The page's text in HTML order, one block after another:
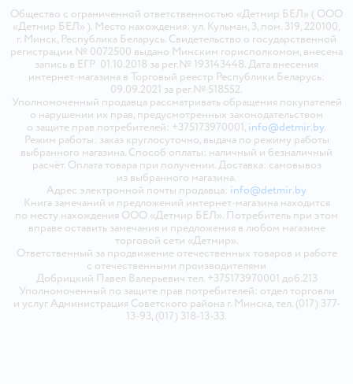
Общество с ограниченной ответственностью «Детмир БЕЛ» ( ООО
«Детмир БЕЛ» ). Место нахождения: ул. Кульман, 3, пом. 319, 220100,
г. Минск, Республика Беларусь. Свидетельство о государственной
регистрации № 0072500 выдано Минским горисполкомом, внесена
запись в ЕГР 01.10.2018 за рег.№ 193143448. Дата внесения
интернет-магазина в Торговый реестр Республики Беларусь:
09.09.2021 за рег.№ 518552.
Уполномоченный продавца рассматривать обращения покупателей
о нарушении их прав, предусмотренных законодательством
о защите прав потребителей: +375173970001, info@detmir.by.
Режим работы: заказ круглосуточно, выдача по режиму работы
выбранного магазина. Способ оплаты: наличный и безналичный
расчёт. Оплата товара при получении. Доставка: самовывоз
из выбранного магазина.
Адрес электронной почты продавца: info@detmir.by
Книга замечаний и предложений интернет-магазина находится
по месту нахождения ООО «Детмир БЕЛ». Потребитель при этом
вправе оставить замечания и предложения в любом магазине
торговой сети «Детмир».
Ответственный за продвижение отечественных товаров и работе
с отечественными производителями
Добрицкий Павел Валерьевич тел. +375173970001 доб.213
Уполномоченный по защите прав потребителей: отдел торговли
и услуг Администрация Советского района г. Минска, тел. (017) 377-
13-93, (017) 318-13-33.